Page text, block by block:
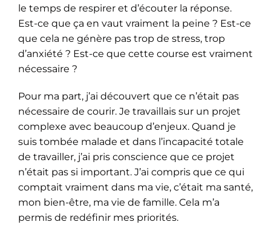
le temps de respirer et d’écouter la réponse.
Est-ce que ça en vaut vraiment la peine ? Est-ce
que cela ne génère pas trop de stress, trop
d’anxiété ? Est-ce que cette course est vraiment
nécessaire ?
Pour ma part, j’ai découvert que ce n’était pas
nécessaire de courir. Je travaillais sur un projet
complexe avec beaucoup d’enjeux. Quand je
suis tombée malade et dans l’incapacité totale
de travailler, j’ai pris conscience que ce projet
n’était pas si important. J’ai compris que ce qui
comptait vraiment dans ma vie, c’était ma santé,
mon bien-être, ma vie de famille. Cela m’a
permis de redéfinir mes priorités.